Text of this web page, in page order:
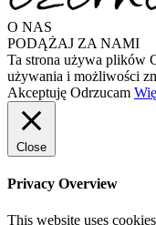
O NAS
PODĄŻAJ ZA NAMI
Ta strona używa plików
używania i możliwości
Akceptuję Odrzucam
Close
Privacy Overview
This website uses